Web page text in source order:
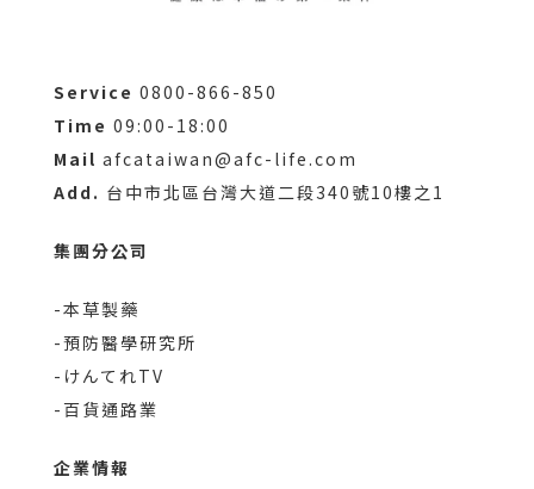
Service 0800-866-850
Time 09:00-18:00
Mail afcataiwan@afc-life.com
Add. 台中市北區台灣大道二段340號10樓之1
集團分公司
-本草製藥
-預防醫學研究所
-けんてれTV
-百貨通路業
企業情報